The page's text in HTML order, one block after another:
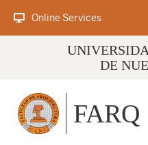
Online Services
DE
FARQ